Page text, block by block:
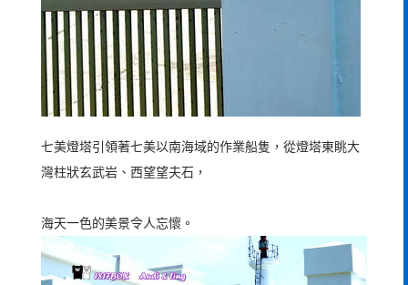
七美燈塔引領著七美以南海域的作業船隻，從燈塔東眺大
灣柱狀玄武岩、西望望夫石，
海天一色的美景令人忘懷。